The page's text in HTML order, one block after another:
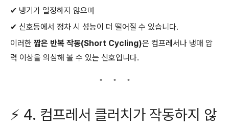
✔ 냉기가 일정하지 않으며
✔ 신호등에서 정차 시 성능이 더 떨어질 수 있습니다.
이러한 짧은 반복 작동(Short Cycling)은 컴프레서나 냉매 압
력 이상을 의심해 볼 수 있는 신호입니다.
⚡ 4. 컴프레서 클러치가 작동하지 않